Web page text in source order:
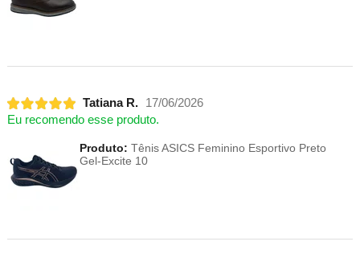
Tatiana R.
17/06/2026
Eu recomendo esse produto.
Produto: Tênis ASICS Feminino Esportivo Preto
Gel-Excite 10